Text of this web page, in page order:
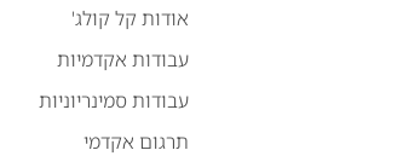
אודות קל קולג'
עבודות אקדמיות
עבודות סמינריוניות
תרגום אקדמי